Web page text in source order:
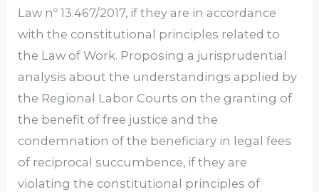
Law nº 13.467/2017, if they are in accordance
with the constitutional principles related to
the Law of Work. Proposing a jurisprudential
analysis about the understandings applied by
the Regional Labor Courts on the granting of
the benefit of free justice and the
condemnation of the beneficiary in legal fees
of reciprocal succumbence, if they are
violating the constitutional principles of